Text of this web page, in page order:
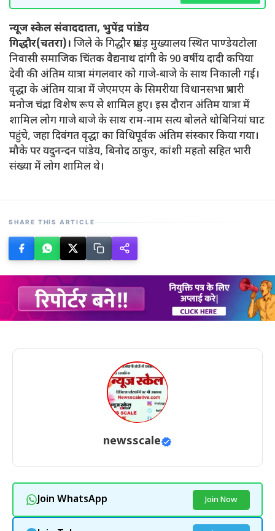
न्यूज स्केल संवाददाता, भुपेंद्र पांडेय
गिद्धौर(चतरा)। जिले के गिद्धौर प्रखंड़ मुख्यालय स्थित पाण्डेयटोला
निवासी समाजिक चिंतक वैद्यनाथ दांगी के 90 वर्षीय दादी कपिया
देवी की अंतिम यात्रा मंगलवार को गाजे-बाजे के साथ निकाली गई।
वृद्धा के अंतिम यात्रा में जेएमएम के सिमरीया विधानसभा प्रभारी
मनोज चंद्रा विशेष रूप से शामिल हुए। इस दौरान अंतिम यात्रा में
शामिल लोग गाजे बाजे के साथ राम-नाम सत्य बोलते धोबिनियां घाट
पहुंचे, जहा दिवंगत वृद्धा का विधिपूर्वक अंतिम संस्कार किया गया।
मौके पर यदुनन्दन पांडेय, बिनोद ठाकुर, कांशी महतो सहित भारी
संख्या में लोग शामिल थे।
SHARE THIS ARTICLE
newsscale
Join WhatsApp Join Now